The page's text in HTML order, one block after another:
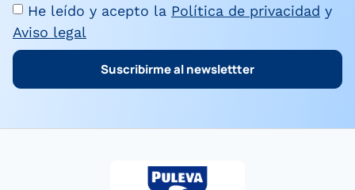
He leído y acepto la Política de privacidad y
Aviso legal
Suscribirme al newslettter